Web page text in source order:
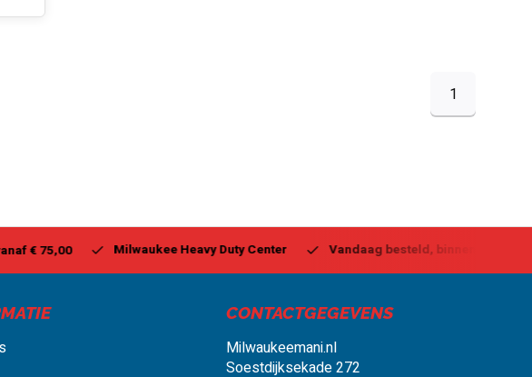
1
€ 75,00 Milwaukee Heavy Duty Center Vandaag besteld, binnen 1-2 dagen
CONTACTGEGEVENS
Milwaukeemani.nl
Soestdijksekade 272